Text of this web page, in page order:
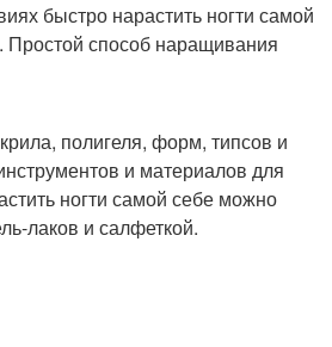
быстро нарастить ногти самой
Простой способ наращивания
полигеля, форм, типсов и
и материалов для
ногти самой себе можно
лаков и салфеткой.